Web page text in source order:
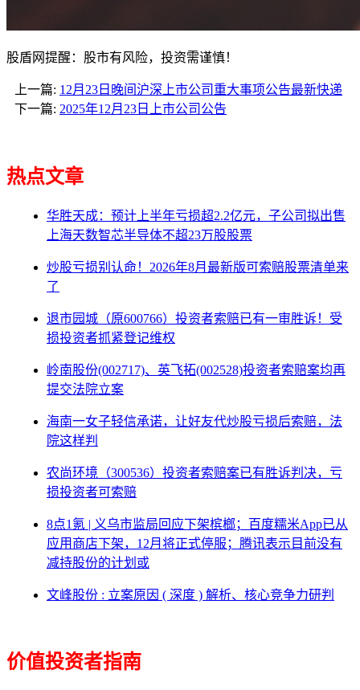
股盾网提醒：股市有风险，投资需谨慎！
上一篇: 12月23日晚间沪深上市公司重大事项公告最新快递
下一篇: 2025年12月23日上市公司公告
热点文章
华胜天成：预计上半年亏损超2.2亿元，子公司拟出售
上海天数智芯半导体不超23万股股票
炒股亏损别认命！2026年8月最新版可索赔股票清单来
了
退市园城（原600766）投资者索赔已有一审胜诉！受
损投资者抓紧登记维权
岭南股份(002717)、英飞拓(002528)投资者索赔案均再
提交法院立案
海南一女子轻信承诺，让好友代炒股亏损后索赔，法
院这样判
农尚环境（300536）投资者索赔案已有胜诉判决，亏
损投资者可索赔
8点1氪 | 义乌市监局回应下架槟榔；百度糯米App已从
应用商店下架，12月将正式停服；腾讯表示目前没有
减持股份的计划或
文峰股份 : 立案原因 ( 深度 ) 解析、核心竞争力研判
价值投资者指南